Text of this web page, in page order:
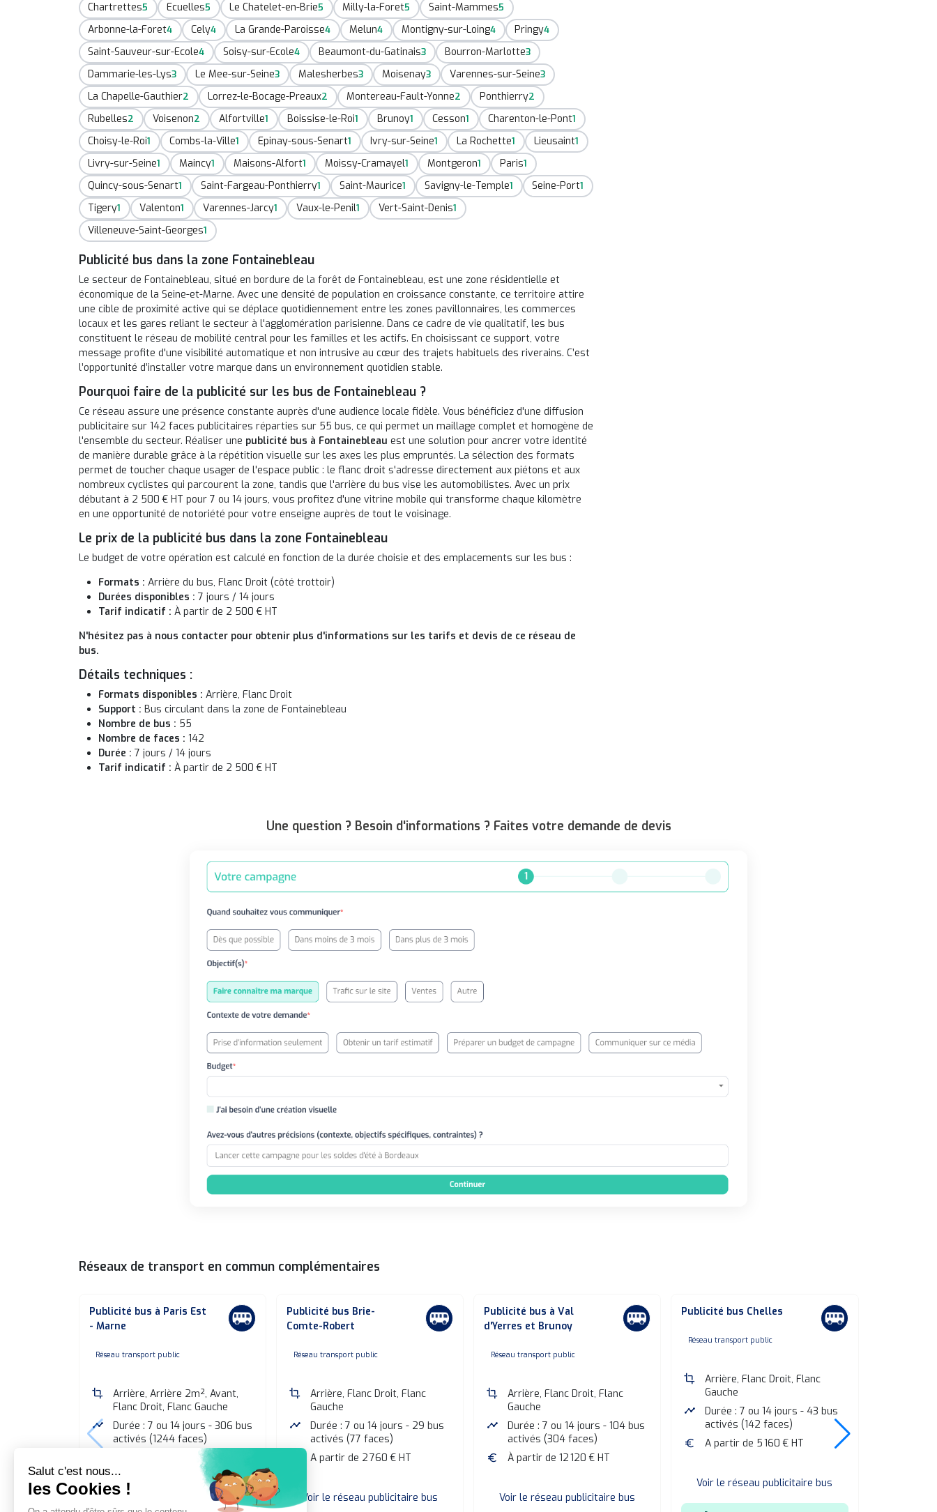
Chartrettes5 Ecuelles5 Le Chatelet-en-Brie5 Milly-la-Foret5 Saint-Mammes5
Arbonne-la-Foret4 Cely4 La Grande-Paroisse4 Melun4 Montigny-sur-Loing4 Pringy4
Saint-Sauveur-sur-Ecole4 Soisy-sur-Ecole4 Beaumont-du-Gatinais3 Bourron-Marlotte3
Dammarie-les-Lys3 Le Mee-sur-Seine3 Malesherbes3 Moisenay3 Varennes-sur-Seine3
La Chapelle-Gauthier2 Lorrez-le-Bocage-Preaux2 Montereau-Fault-Yonne2 Ponthierry2
Rubelles2 Voisenon2 Alfortville1 Boissise-le-Roi1 Brunoy1 Cesson1 Charenton-le-Pont1
Choisy-le-Roi1 Combs-la-Ville1 Epinay-sous-Senart1 Ivry-sur-Seine1 La Rochette1 Lieusaint1
Livry-sur-Seine1 Maincy1 Maisons-Alfort1 Moissy-Cramayel1 Montgeron1 Paris1
Quincy-sous-Senart1 Saint-Fargeau-Ponthierry1 Saint-Maurice1 Savigny-le-Temple1 Seine-Port1
Tigery1 Valenton1 Varennes-Jarcy1 Vaux-le-Penil1 Vert-Saint-Denis1
Villeneuve-Saint-Georges1
Publicité bus dans la zone Fontainebleau
Le secteur de Fontainebleau, situé en bordure de la forêt de Fontainebleau, est une zone résidentielle et
économique de la Seine-et-Marne. Avec une densité de population en croissance constante, ce territoire attire
une cible de proximité active qui se déplace quotidiennement entre les zones pavillonnaires, les commerces
locaux et les gares reliant le secteur à l'agglomération parisienne. Dans ce cadre de vie qualitatif, les bus
constituent le réseau de mobilité central pour les familles et les actifs. En choisissant ce support, votre
message profite d'une visibilité automatique et non intrusive au cœur des trajets habituels des riverains. C’est
l’opportunité d’installer votre marque dans un environnement quotidien stable.
Pourquoi faire de la publicité sur les bus de Fontainebleau ?
Ce réseau assure une présence constante auprès d'une audience locale fidèle. Vous bénéficiez d'une diffusion
publicitaire sur 142 faces publicitaires réparties sur 55 bus, ce qui permet un maillage complet et homogène de
l'ensemble du secteur. Réaliser une publicité bus à Fontainebleau est une solution pour ancrer votre identité
de manière durable grâce à la répétition visuelle sur les axes les plus empruntés. La sélection des formats
permet de toucher chaque usager de l'espace public : le flanc droit s'adresse directement aux piétons et aux
nombreux cyclistes qui parcourent la zone, tandis que l'arrière du bus vise les automobilistes. Avec un prix
débutant à 2 500 € HT pour 7 ou 14 jours, vous profitez d'une vitrine mobile qui transforme chaque kilomètre
en une opportunité de notoriété pour votre enseigne auprès de tout le voisinage.
Le prix de la publicité bus dans la zone Fontainebleau
Le budget de votre opération est calculé en fonction de la durée choisie et des emplacements sur les bus :
Formats : Arrière du bus, Flanc Droit (côté trottoir)
Durées disponibles : 7 jours / 14 jours
Tarif indicatif : À partir de 2 500 € HT
N'hésitez pas à nous contacter pour obtenir plus d'informations sur les tarifs et devis de ce réseau de
bus.
Détails techniques :
Formats disponibles : Arrière, Flanc Droit
Support : Bus circulant dans la zone de Fontainebleau
Nombre de bus : 55
Nombre de faces : 142
Durée : 7 jours / 14 jours
Tarif indicatif : À partir de 2 500 € HT
Une question ? Besoin d'informations ? Faites votre demande de devis
Réseaux de transport en commun complémentaires
Publicité bus à Paris Est
- Marne
none
Réseau transport public
crop
Arrière, Arrière 2m², Avant,
Flanc Droit, Flanc Gauche
timeline
Durée : 7 ou 14 jours - 306 bus
activés (1244 faces)
A partir de 6 300 € HT
Voir le réseau publicitaire bus
Publicité bus Brie-
Comte-Robert
none
Réseau transport public
crop
Arrière, Flanc Droit, Flanc
Gauche
timeline
Durée : 7 ou 14 jours - 29 bus
activés (77 faces)
A partir de 2 760 € HT
Voir le réseau publicitaire bus
Publicité bus à Val
d'Yerres et Brunoy
none
Réseau transport public
crop
Arrière, Flanc Droit, Flanc
Gauche
timeline
Durée : 7 ou 14 jours - 104 bus
activés (304 faces)
euro
À partir de 12 120 € HT
Voir le réseau publicitaire bus
Publicité bus Chelles
none
Réseau transport public
crop
Arrière, Flanc Droit, Flanc
Gauche
timeline
Durée : 7 ou 14 jours - 43 bus
activés (142 faces)
euro
A partir de 5 160 € HT
Voir le réseau publicitaire bus